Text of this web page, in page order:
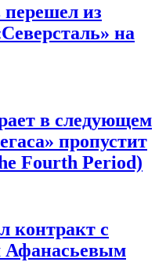
из
на
в следующем
пропустит
Fourth Period)
контракт с
Афанасьевым